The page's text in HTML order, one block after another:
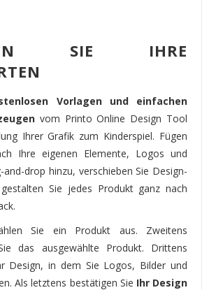
SIE IHRE
Vorlagen und einfachen
vom Printo Online Design Tool
Ihrer Grafik zum Kinderspiel. Fügen
Ihre eigenen Elemente, Logos und
drop hinzu, verschieben Sie Design-
Sie jedes Produkt ganz nach
Sie ein Produkt aus. Zweitens
das ausgewählte Produkt. Drittens
Design, in dem Sie Logos, Bilder und
Als letztens bestätigen Sie Ihr Design